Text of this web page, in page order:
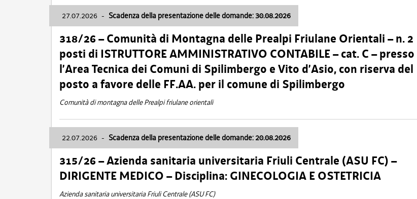
27.07.2026 - Scadenza della presentazione delle domande: 30.08.2026
318/26 – Comunità di Montagna delle Prealpi Friulane Orientali – n. 2
posti di ISTRUTTORE AMMINISTRATIVO CONTABILE – cat. C – presso
l’Area Tecnica dei Comuni di Spilimbergo e Vito d’Asio, con riserva del
posto a favore delle FF.AA. per il comune di Spilimbergo
Comunità di montagna delle Prealpi friulane orientali
22.07.2026 - Scadenza della presentazione delle domande: 20.08.2026
315/26 – Azienda sanitaria universitaria Friuli Centrale (ASU FC) –
DIRIGENTE MEDICO – Disciplina: GINECOLOGIA E OSTETRICIA
Azienda sanitaria universitaria Friuli Centrale (ASU FC)